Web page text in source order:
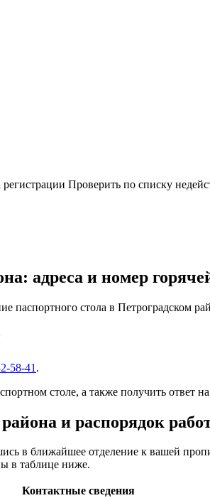
регистрации Проверить по списку
адреса и номер
паспортного стола в
58-41 .
столе, а также получить ответ
и распорядок
в ближайшее отделение к вашей
в таблице ниже.
Контактные сведения